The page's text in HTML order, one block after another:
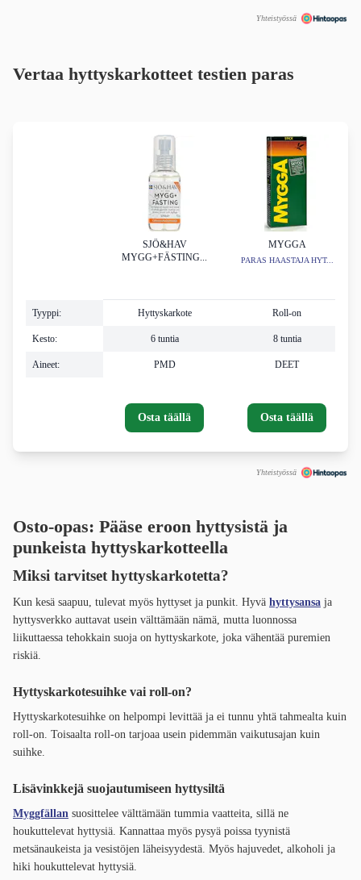
Yhteistyössä
Vertaa hyttyskarkotteet testien paras
Tyyppi:
Kesto:
Aineet:
SJÖ&HAV
MYGG+FÄSTING...
Hyttyskarkote
6 tuntia
PMD
Osta täällä
MYGGA
PARAS HAASTAJA HYT...
Roll-on
8 tuntia
DEET
Osta täällä
Yhteistyössä
Osto-opas: Pääse eroon hyttysistä ja
punkeista hyttyskarkotteella
Miksi tarvitset hyttyskarkotetta?
Kun kesä saapuu, tulevat myös hyttyset ja punkit. Hyvä hyttysansa ja
hyttysverkko auttavat usein välttämään nämä, mutta luonnossa
liikuttaessa tehokkain suoja on hyttyskarkote, joka vähentää puremien
riskiä.
Hyttyskarkotesuihke vai roll-on?
Hyttyskarkotesuihke on helpompi levittää ja ei tunnu yhtä tahmealta kuin
roll-on. Toisaalta roll-on tarjoaa usein pidemmän vaikutusajan kuin
suihke.
Lisävinkkejä suojautumiseen hyttysiltä
Myggfällan suosittelee välttämään tummia vaatteita, sillä ne
houkuttelevat hyttysiä. Kannattaa myös pysyä poissa tyynistä
metsänaukeista ja vesistöjen läheisyydestä. Myös hajuvedet, alkoholi ja
hiki houkuttelevat hyttysiä.